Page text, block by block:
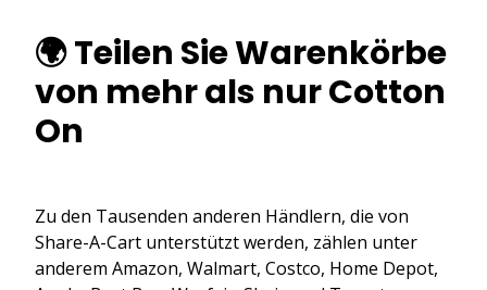
🌍 Teilen Sie Warenkörbe
von mehr als nur Cotton
On
Zu den Tausenden anderen Händlern, die von
Share-A-Cart unterstützt werden, zählen unter
anderem Amazon, Walmart, Costco, Home Depot,